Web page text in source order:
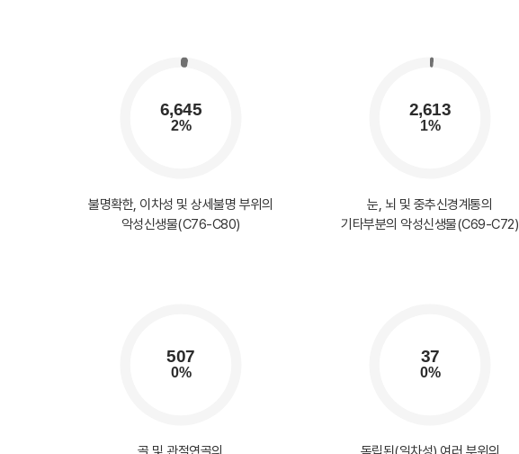
불명확한, 이차성 및 상세불명 부위의
악성신생물(C76-C80)
눈, 뇌 및 중추신경계통의
기타부분의 악성신생물(C69-C72)